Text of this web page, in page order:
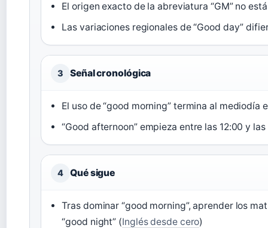
El origen exacto de la abreviatura “GM” no
Las variaciones regionales de “Good day”
3 Señal cronológica
El uso de “good morning” termina al mediodía
“Good afternoon” empieza entre las 12:00 y
4 Qué sigue
Tras dominar “good morning”, aprender los
“good night” (Inglés desde cero)